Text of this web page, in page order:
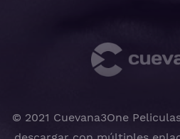
© 2021 Cuevana3One